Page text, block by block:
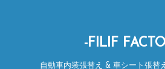
-FILIF
自動車内装張替え & 車シート張替